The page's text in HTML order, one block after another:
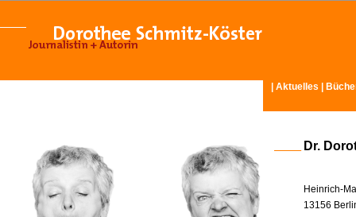
Aktuelles
Dr.
Heinrich-
13156